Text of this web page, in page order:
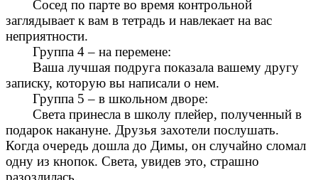
Сосед по парте во время контрольной
заглядывает к вам в тетрадь и навлекает на вас
неприятности.
Группа 4 – на перемене:
Ваша лучшая подруга показала вашему другу
записку, которую вы написали о нем.
Группа 5 – в школьном дворе:
Света принесла в школу плейер, полученный в
подарок накануне. Друзья захотели послушать.
Когда очередь дошла до Димы, он случайно сломал
одну из кнопок. Света, увидев это, страшно
разозлилась.